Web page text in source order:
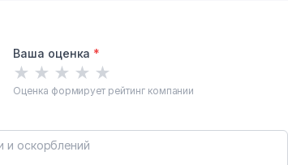
Ваша оценка *
★ ★ ★ ★ ★
Оценка формирует рейтинг компании